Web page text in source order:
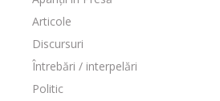
Articole
Discursuri
Întrebări / interpelări
Politic